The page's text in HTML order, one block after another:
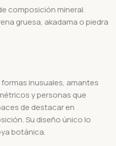
composición mineral.
gruesa, akadama o piedra
inusuales, amantes
y personas que
de destacar en
Su diseño único lo
botánica.